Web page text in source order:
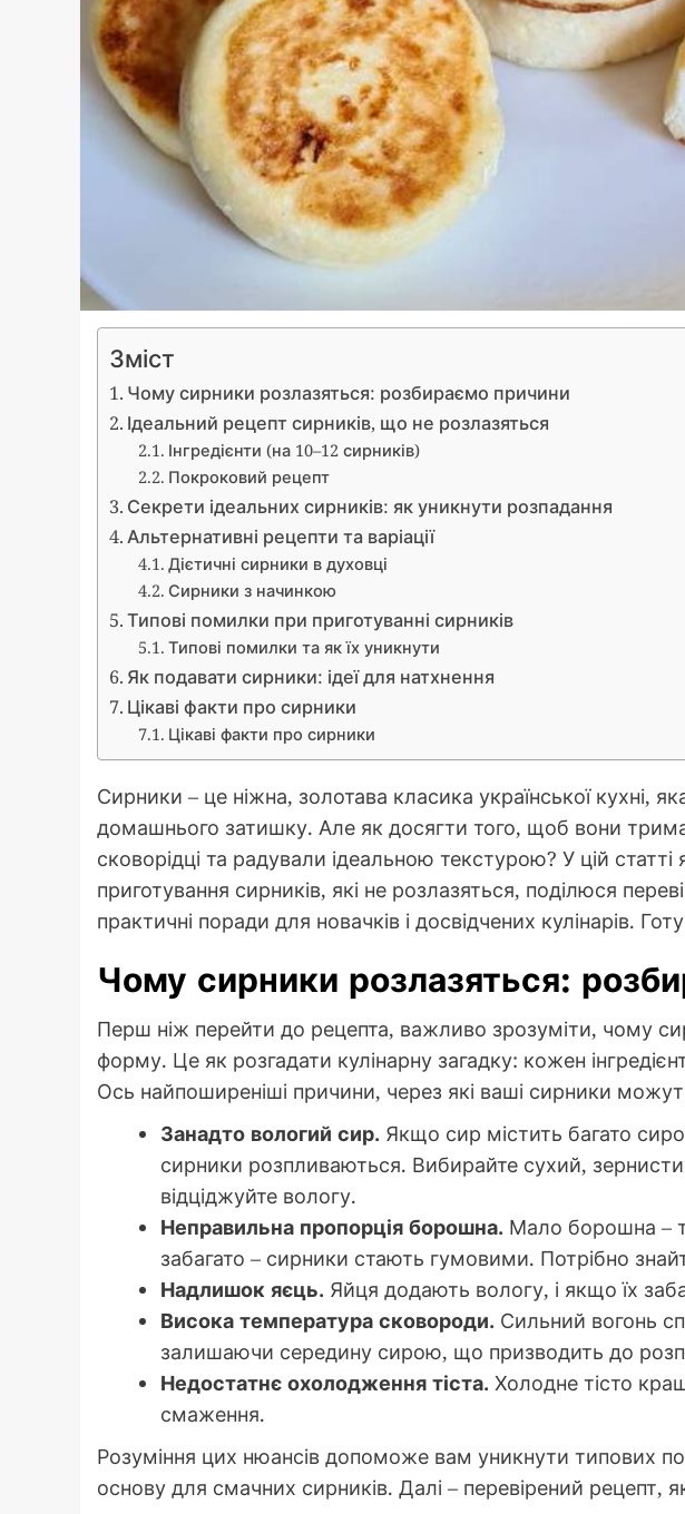
Зміст
Чому сирники розлазяться: розбираємо причини
Ідеальний рецепт сирників, що не розлазяться
Інгредієнти (на 10–12 сирників)
Покроковий рецепт
Секрети ідеальних сирників: як уникнути розпадання
Альтернативні рецепти та варіації
Дієтичні сирники в духовці
Сирники з начинкою
Типові помилки при приготуванні сирників
Типові помилки та як їх уникнути
Як подавати сирники: ідеї для натхнення
Цікаві факти про сирники
Цікаві факти про сирники
Сирники – це ніжна, золотава класика української кухні,
домашнього затишку. Але як досягти того, щоб вони
сковорідці та радували ідеальною текстурою? У цій
приготування сирників, які не розлазяться, поділюся
практичні поради для новачків і досвідчених кулінарів.
Чому сирники розлазяться:
Перш ніж перейти до рецепта, важливо зрозуміти, чому
форму. Це як розгадати кулінарну загадку: кожен
Ось найпоширеніші причини, через які ваші сирники
Занадто вологий сир. Якщо сир містить багато
сирники розпливаються. Вибирайте сухий,
відціджуйте вологу.
Неправильна пропорція борошна. Мало борошна –
забагато – сирники стають гумовими. Потрібно
Надлишок яєць. Яйця додають вологу, і якщо їх
Висока температура сковороди. Сильний вогонь
залишаючи середину сирою, що призводить до
Недостатнє охолодження тіста. Холодне тісто
смаження.
Розуміння цих нюансів допоможе вам уникнути типових
основу для смачних сирників. Далі – перевірений рецепт,